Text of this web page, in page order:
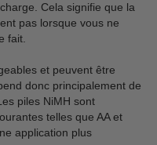
Cela signifie que la
pas lorsque vous ne
fait.
et peuvent être
donc principalement de
piles NiMH sont
telles que AA et
application plus